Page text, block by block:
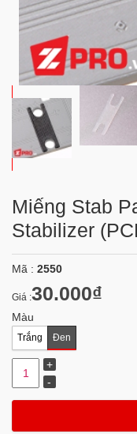
Miếng Stab
Stabilizer
Mã : 2550
Giá :30.000₫
Màu
Trắng Đen